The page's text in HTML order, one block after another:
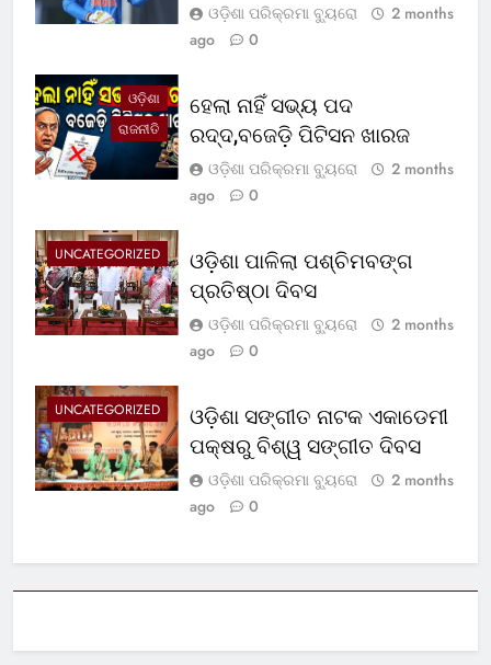
ଓଡ଼ିଶା ପରିକ୍ରମା ବ୍ୟୁରୋ
2 months
ago
0
ଓଡ଼ିଶା
ରାଜନୀତି
ହେଲା ନାହିଁ ସଭ୍ୟ ପଦ
ରଦ୍ଦ,ବଜେଡ଼ି ପିଟିସନ ଖାରଜ
ଓଡ଼ିଶା ପରିକ୍ରମା ବ୍ୟୁରୋ
2 months
ago
0
UNCATEGORIZED
ଓଡ଼ିଶା ପାଳିଲା ପଶ୍ଚିମବଙ୍ଗ
ପ୍ରତିଷ୍ଠା ଦିବସ
ଓଡ଼ିଶା ପରିକ୍ରମା ବ୍ୟୁରୋ
2 months
ago
0
UNCATEGORIZED
ଓଡ଼ିଶା ସଙ୍ଗୀତ ନାଟକ ଏକାଡେମୀ
ପକ୍ଷରୁ ବିଶ୍ୱ ସଙ୍ଗୀତ ଦିବସ
ଓଡ଼ିଶା ପରିକ୍ରମା ବ୍ୟୁରୋ
2 months
ago
0